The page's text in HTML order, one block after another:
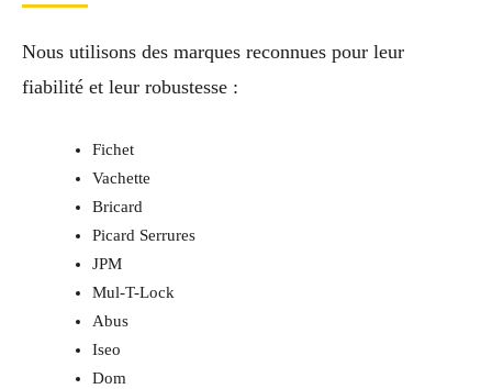
Nous utilisons des marques reconnues pour leur
fiabilité et leur robustesse :
Fichet
Vachette
Bricard
Picard Serrures
JPM
Mul-T-Lock
Abus
Iseo
Dom